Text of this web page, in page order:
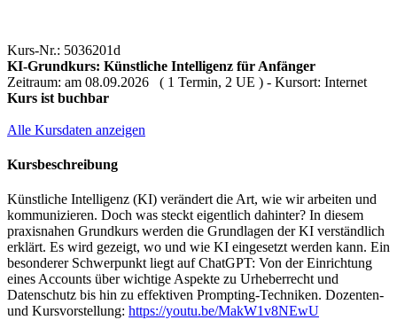
Kurs-Nr.: 5036201d
KI-Grundkurs: Künstliche Intelligenz für Anfänger
Zeitraum: am 08.09.2026 ( 1 Termin, 2 UE ) - Kursort: Internet
Kurs ist buchbar
Alle Kursdaten anzeigen
Kursbeschreibung
Künstliche Intelligenz (KI) verändert die Art, wie wir arbeiten und
kommunizieren. Doch was steckt eigentlich dahinter? In diesem
praxisnahen Grundkurs werden die Grundlagen der KI verständlich
erklärt. Es wird gezeigt, wo und wie KI eingesetzt werden kann. Ein
besonderer Schwerpunkt liegt auf ChatGPT: Von der Einrichtung
eines Accounts über wichtige Aspekte zu Urheberrecht und
Datenschutz bis hin zu effektiven Prompting-Techniken. Dozenten-
und Kursvorstellung: https://youtu.be/MakW1v8NEwU